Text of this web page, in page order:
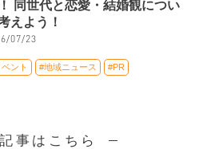
同世代と恋愛・結婚観につい
えよう！
07/23
ント #地域ニュース #PR
事はこちら